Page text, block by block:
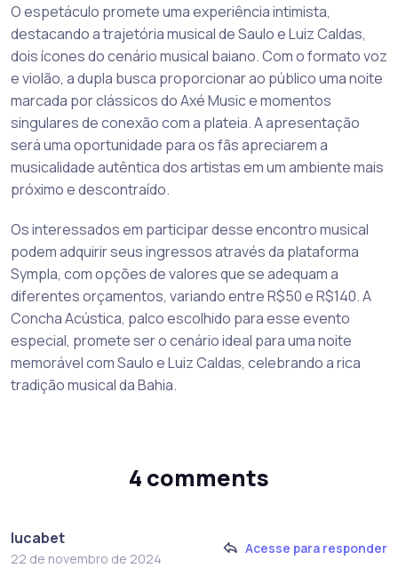
O espetáculo promete uma experiência intimista,
destacando a trajetória musical de Saulo e Luiz Caldas,
dois ícones do cenário musical baiano. Com o formato voz
e violão, a dupla busca proporcionar ao público uma noite
marcada por clássicos do Axé Music e momentos
singulares de conexão com a plateia. A apresentação
será uma oportunidade para os fãs apreciarem a
musicalidade autêntica dos artistas em um ambiente mais
próximo e descontraído.
Os interessados em participar desse encontro musical
podem adquirir seus ingressos através da plataforma
Sympla, com opções de valores que se adequam a
diferentes orçamentos, variando entre R$50 e R$140. A
Concha Acústica, palco escolhido para esse evento
especial, promete ser o cenário ideal para uma noite
memorável com Saulo e Luiz Caldas, celebrando a rica
tradição musical da Bahia.
4 comments
lucabet
22 de novembro de 2024
Acesse para responder